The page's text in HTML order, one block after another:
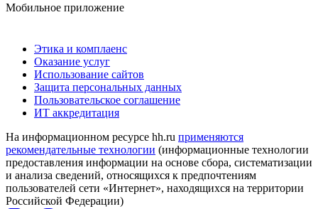
Мобильное приложение
Этика и комплаенс
Оказание услуг
Использование сайтов
Защита персональных данных
Пользовательское соглашение
ИТ аккредитация
На информационном ресурсе hh.ru применяются
рекомендательные технологии (информационные технологии
предоставления информации на основе сбора, систематизации
и анализа сведений, относящихся к предпочтениям
пользователей сети «Интернет», находящихся на территории
Российской Федерации)